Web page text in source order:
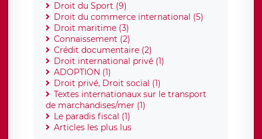
Droit du Sport (9)
Droit du commerce international (5)
Droit maritime (3)
Connaissement (2)
Crédit documentaire (2)
Droit international privé (1)
ADOPTION (1)
Droit privé, Droit social (1)
Textes internationaux sur le transport
de marchandises/mer (1)
Le paradis fiscal (1)
Articles les plus lus